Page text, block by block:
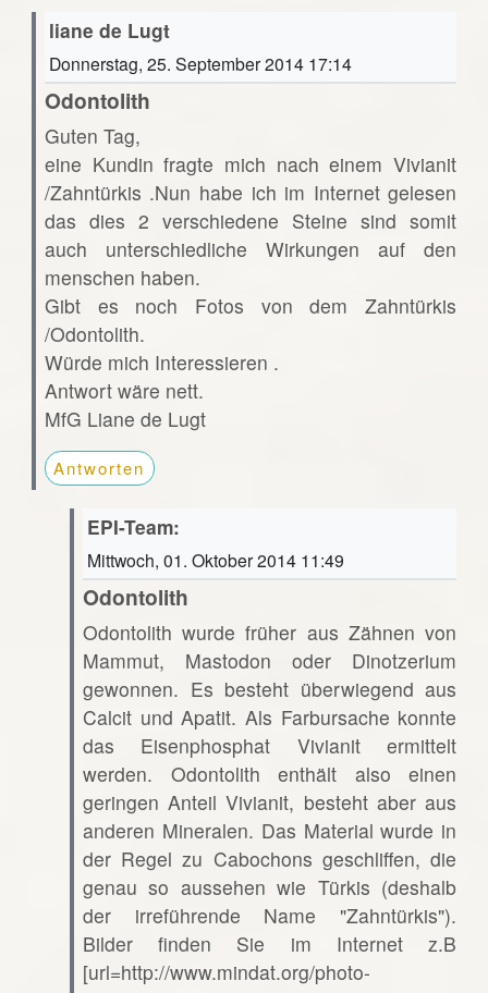
liane de Lugt
Donnerstag, 25. September 2014 17:14
Odontolith
Guten Tag,
eine Kundin fragte mich nach einem Vivianit
/Zahntürkis .Nun habe ich im Internet gelesen
das dies 2 verschiedene Steine sind somit
auch unterschiedliche Wirkungen auf den
menschen haben.
Gibt es noch Fotos von dem Zahntürkis
/Odontolith.
Würde mich Interessieren .
Antwort wäre nett.
MfG Liane de Lugt
Antworten
EPI-Team:
Mittwoch, 01. Oktober 2014 11:49
Odontolith
Odontolith wurde früher aus Zähnen von
Mammut, Mastodon oder Dinotzerium
gewonnen. Es besteht überwiegend aus
Calcit und Apatit. Als Farbursache konnte
das Eisenphosphat Vivianit ermittelt
werden. Odontolith enthält also einen
geringen Anteil Vivianit, besteht aber aus
anderen Mineralen. Das Material wurde in
der Regel zu Cabochons geschliffen, die
genau so aussehen wie Türkis (deshalb
der irreführende Name "Zahntürkis").
Bilder finden Sie im Internet z.B
[url=http://www.mindat.org/photo-